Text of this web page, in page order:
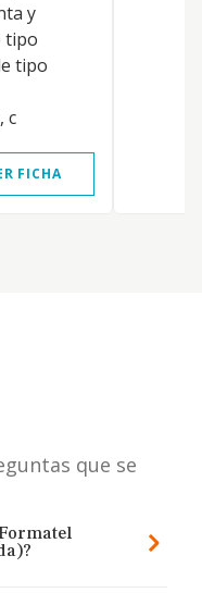
y
tipo
tipo
c
FICHA
que se